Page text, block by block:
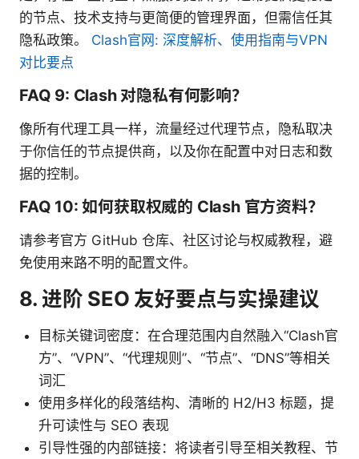
的节点、技术支持与更简便的管理界面，但需信任其
隐私政策。 Clash官网: 深度解析、使用指南与VPN
对比要点
FAQ 9: Clash 对隐私有何影响？
像所有代理工具一样，流量经过代理节点，隐私取决
于你信任的节点提供商，以及你在配置中对日志和数
据的控制。
FAQ 10: 如何获取权威的 Clash 官方资料？
请参考官方 GitHub 仓库、社区讨论与权威教程，避
免使用来路不明的配置文件。
8. 进阶 SEO 友好要点与实操建议
目标关键词密度：在合理范围内自然融入“Clash官
方”、“VPN”、“代理规则”、“节点”、“DNS”等相关
词汇
使用多样化的段落结构、清晰的 H2/H3 标题，提
升可读性与 SEO 表现
引导性强的内部链接：将读者引导至相关教程、节